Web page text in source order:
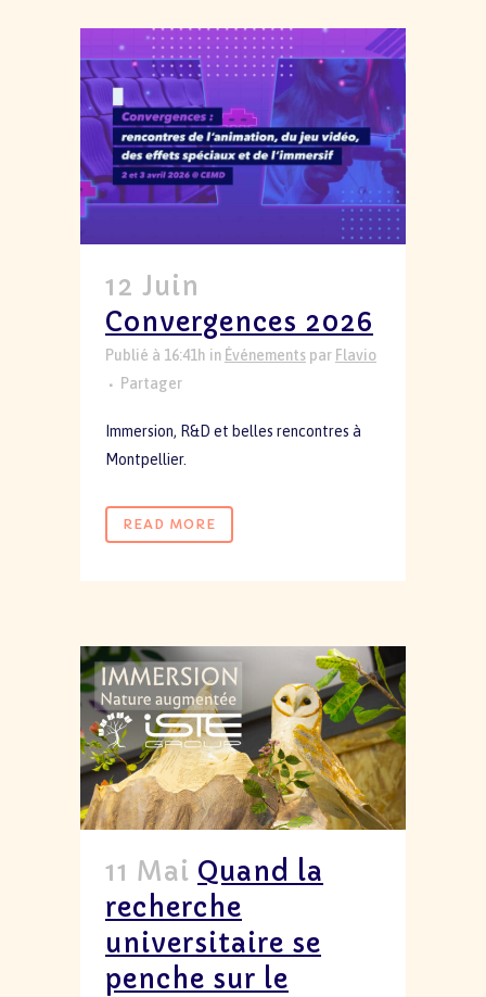
12 Juin
Convergences 2026
Publié à 16:41h in Événements par Flavio
Partager
Immersion, R&D et belles rencontres à
Montpellier.
READ MORE
11 Mai Quand la
recherche
universitaire se
penche sur le